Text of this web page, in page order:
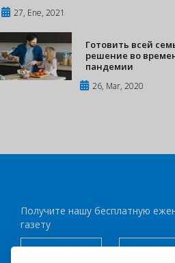
27, Ene, 2021
Готовить всей
решение во
пандемии
26, Mar, 2020
Получите нашу бесплатную
газету
подписаться
отписка